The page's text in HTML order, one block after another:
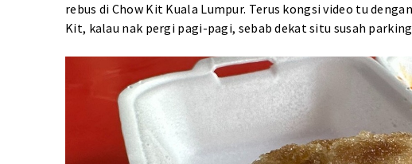
rebus di Chow Kit Kuala Lumpur. Terus kongsi video tu
Kit, kalau nak pergi pagi-pagi, sebab dekat situ susah